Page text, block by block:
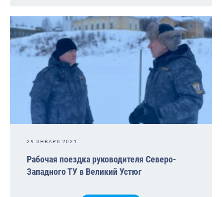
29 ЯНВАРЯ 2021
Рабочая поездка руководителя Северо-
Западного ТУ в Великий Устюг